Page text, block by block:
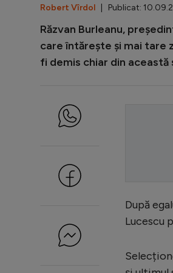
Robert Vîrdol | Publicat:
Răzvan Burleanu,
care întărește și mai tare
fi demis chiar din această
După
Lucescu